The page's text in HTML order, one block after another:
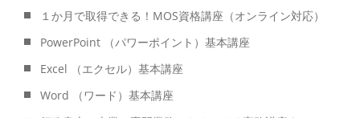
１か月で取得できる！MOS資格講座（オンライン対応）
PowerPoint （パワーポイント）基本講座
Excel （エクセル）基本講座
Word （ワード）基本講座